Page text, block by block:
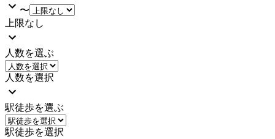
〜
上限なし
人数を選ぶ
人数を選択
駅徒歩を選ぶ
駅徒歩を選択